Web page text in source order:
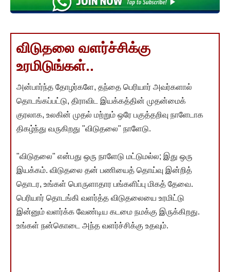
விடுதலை வளர்ச்சிக்கு
உரமிடுங்கள்..
அன்பார்ந்த தோழர்களே, தந்தை பெரியார் அவர்களால்
தொடங்கப்பட்டு, திராவிட இயக்கத்தின் முதன்மைக்
குரலாக, உலகின் முதல் மற்றும் ஒரே பகுத்தறிவு நாளேடாக
திகழ்ந்து வருகிறது "விடுதலை" நாளேடு.
"விடுதலை" என்பது ஒரு நாளேடு மட்டுமல்ல; இது ஒரு
இயக்கம். விடுதலை தன் பணியைத் தொய்வு இன்றித்
தொடர, உங்கள் பொருளாதார பங்களிப்பு மிகத் தேவை.
பெரியார் தொடங்கி வளர்த்த விடுதலையை உரமிட்டு
இன்னும் வளர்க்க வேண்டிய கடமை நமக்கு இருக்கிறது.
உங்கள் நன்கொடை அந்த வளர்ச்சிக்கு உதவும்.